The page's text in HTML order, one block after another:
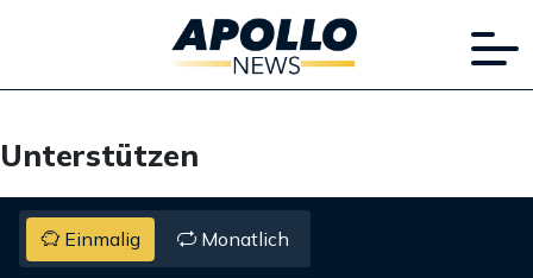
Unterstützen
Einmalig Monatlich